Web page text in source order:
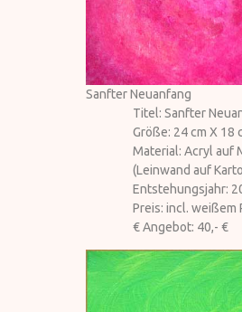
Sanfter Neuanfang
Titel: Sanfter
Größe: 24 cm X 18
Material: Acryl auf
(Leinwand auf
Entstehungsjahr:
Preis: incl. weißem
€ Angebot: 40,- €